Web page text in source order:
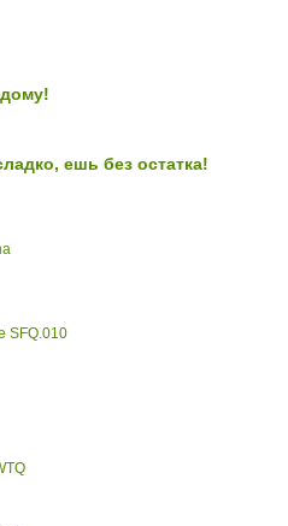
ешь без остатка!
SFQ.010